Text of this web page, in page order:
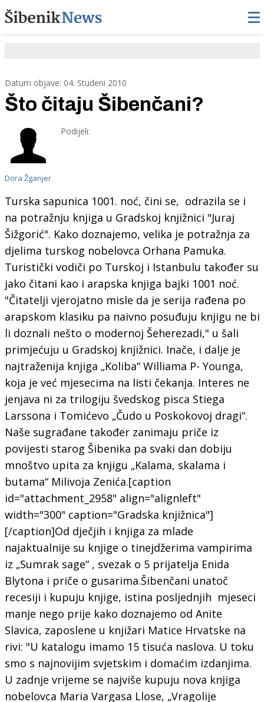
Datum objave: 04. Studeni 2010
Što čitaju Šibenčani?
Dora Žganjer
Podijeli:
Turska sapunica 1001. noć, čini se, odrazila se i
na potražnju knjiga u Gradskoj knjižnici "Juraj
Šižgorić". Kako doznajemo, velika je potražnja za
djelima turskog nobelovca Orhana Pamuka.
Turistički vodiči po Turskoj i Istanbulu također su
jako čitani kao i arapska knjiga bajki 1001 noć.
"Čitatelji vjerojatno misle da je serija rađena po
arapskom klasiku pa naivno posuđuju knjigu ne bi
li doznali nešto o modernoj Šeherezadi," u šali
primjećuju u Gradskoj knjižnici. Inače, i dalje je
najtraženija knjiga „Koliba“ Williama P- Younga,
koja je već mjesecima na listi čekanja. Interes ne
jenjava ni za trilogiju švedskog pisca Stiega
Larssona i Tomićevo „Čudo u Poskokovoj dragi“.
Naše sugrađane također zanimaju priče iz
povijesti starog Šibenika pa svaki dan dobiju
mnoštvo upita za knjigu „Kalama, skalama i
butama“ Milivoja Zenića.[caption
id="attachment_2958" align="alignleft"
width="300" caption="Gradska knjižnica"]
[/caption]Od dječjih i knjiga za mlade
najaktualnije su knjige o tinejdžerima vampirima
iz „Sumrak sage“ , svezak o 5 prijatelja Enida
Blytona i priče o gusarima.Šibenčani unatoč
recesiji i kupuju knjige, istina posljednjih mjeseci
manje nego prije kako doznajemo od Anite
Slavica, zaposlene u knjižari Matice Hrvatske na
rivi: "U katalogu imamo 15 tisuća naslova. U toku
smo s najnovijim svjetskim i domaćim izdanjima.
U zadnje vrijeme se najviše kupuju nova knjiga
nobelovca Maria Vargasa Llose, „Vragolije